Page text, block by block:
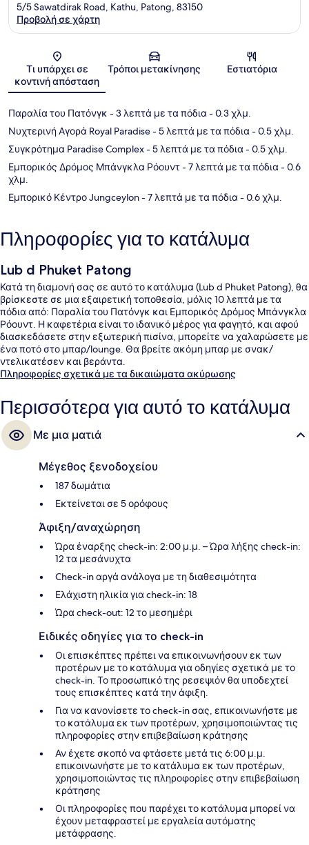
Χάρτης
5/5 Sawatdirak Road, Kathu, Patong, 83150
Προβολή σε χάρτη
Τι υπάρχει σε
κοντινή απόσταση
Τρόποι μετακίνησης Εστιατόρια
Παραλία του Πατόνγκ - 3 λεπτά με τα πόδια- 0.3 χλμ.
Νυχτερινή Αγορά Royal Paradise- 5 λεπτά με τα πόδια- 0.5 χλμ.
Συγκρότημα Paradise Complex- 5 λεπτά με τα πόδια- 0.5 χλμ.
Εμπορικός Δρόμος Μπάνγκλα Ρόουντ- 7 λεπτά με τα πόδια- 0.6
χλμ.
Εμπορικό Κέντρο Jungceylon- 7 λεπτά με τα πόδια- 0.6 χλμ.
Πληροφορίες για το κατάλυμα
Lub d Phuket Patong
Κατά τη διαμονή σας σε αυτό το κατάλυμα (Lub d Phuket Patong), θα
βρίσκεστε σε μια εξαιρετική τοποθεσία, μόλις 10 λεπτά με τα
πόδια από: Παραλία του Πατόνγκ και Εμπορικός Δρόμος Μπάνγκλα
Ρόουντ. Η καφετέρια είναι το ιδανικό μέρος για φαγητό, και αφού
διασκεδάσετε στην εξωτερική πισίνα, μπορείτε να χαλαρώσετε με
ένα ποτό στο μπαρ/lounge. Θα βρείτε ακόμη μπαρ με σνακ/
ντελικατέσεν και βεράντα.
Πληροφορίες σχετικά με τα δικαιώματα ακύρωσης
Περισσότερα για αυτό το κατάλυμα
Με μια ματιά
Μέγεθος ξενοδοχείου
187 δωμάτια
Εκτείνεται σε 5 ορόφους
Άφιξη/αναχώρηση
Ώρα έναρξης check-in: 2:00 μ.μ. – Ώρα λήξης check-in:
12 τα μεσάνυχτα
Check-in αργά ανάλογα με τη διαθεσιμότητα
Ελάχιστη ηλικία για check-in: 18
Ώρα check-out: 12 το μεσημέρι
Ειδικές οδηγίες για το check-in
Οι επισκέπτες πρέπει να επικοινωνήσουν εκ των
προτέρων με το κατάλυμα για οδηγίες σχετικά με το
check-in. Το προσωπικό της ρεσεψιόν θα υποδεχτεί
τους επισκέπτες κατά την άφιξη.
Για να κανονίσετε το check-in σας, επικοινωνήστε με
το κατάλυμα εκ των προτέρων, χρησιμοποιώντας τις
πληροφορίες στην επιβεβαίωση κράτησης
Αν έχετε σκοπό να φτάσετε μετά τις 6:00 μ.μ.
επικοινωνήστε με το κατάλυμα εκ των προτέρων,
χρησιμοποιώντας τις πληροφορίες στην επιβεβαίωση
κράτησης
Οι πληροφορίες που παρέχει το κατάλυμα μπορεί να
έχουν μεταφραστεί με εργαλεία αυτόματης
μετάφρασης.